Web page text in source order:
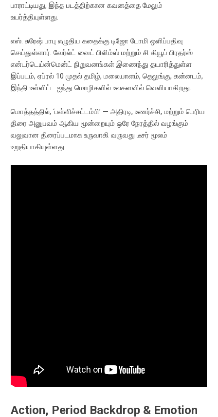
பாராட்டியது, இந்த படத்திற்கான கவனத்தை மேலும்
உயர்த்தியுள்ளது.
எஸ். சுரேஷ் பாபு எழுதிய கதைக்கு டிஜோ டோமி ஒளிப்பதிவு
செய்துள்ளார். வேர்ல்ட் வைட் பிலிம்ஸ் மற்றும் சி கியூப் பிரதர்ஸ்
என்டர்டெய்ன்மென்ட் நிறுவனங்கள் இணைந்து தயாரித்துள்ள
இப்படம், ஏப்ரல் 10 முதல் தமிழ், மலையாளம், தெலுங்கு, கன்னடம்,
இந்தி உள்ளிட்ட ஐந்து மொழிகளில் உலகளவில் வெளியாகிறது.
மொத்தத்தில், ‘பள்ளிச்சட்டம்பி’ — அதிரடி, உணர்ச்சி, மற்றும் பெரிய
திரை அனுபவம் ஆகிய மூன்றையும் ஒரே நேரத்தில் வழங்கும்
வலுவான திரைப்படமாக உருவாகி வருவது டீசர் மூலம்
உறுதியாகியுள்ளது.
Action, Period Backdrop & Emotion